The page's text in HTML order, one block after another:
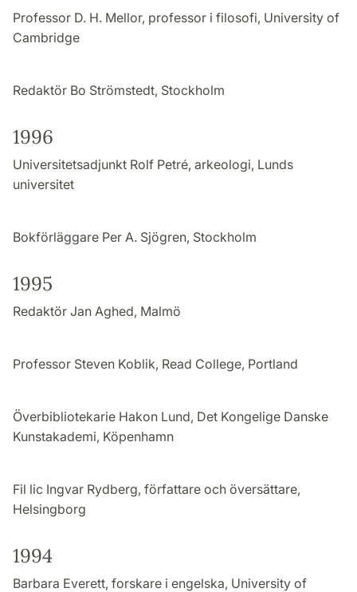
Professor D. H. Mellor, professor i filosofi, University of
Cambridge
Redaktör Bo Strömstedt, Stockholm
1996
Universitetsadjunkt Rolf Petré, arkeologi, Lunds
universitet
Bokförläggare Per A. Sjögren, Stockholm
1995
Redaktör Jan Aghed, Malmö
Professor Steven Koblik, Read College, Portland
Överbibliotekarie Hakon Lund, Det Kongelige Danske
Kunstakademi, Köpenhamn
Fil lic Ingvar Rydberg, författare och översättare,
Helsingborg
1994
Barbara Everett, forskare i engelska, University of